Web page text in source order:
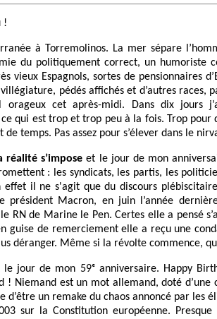
!
à Torremolinos. La mer sépare
du politiquement correct, un humoriste
vieux Espagnols, sortes de pensionnaires
pédés affichés et d’autres races,
orageux cet après-midi. Dans dix jours
qui est trop et trop peu à la fois. Trop
temps. Pas assez pour s’élever dans le
réalité s’impose et le jour de mon
: les syndicats, les partis, les
effet il ne s'agit que du discours
président Macron, en juin l’année
RN de Marine le Pen. Certes elle a pensé
guise de remerciement elle a reçu une
déranger. Même si la révolte commence,
le jour de mon 59ᵉ anniversaire. Happy
! Niemand est un mot allemand, doté d’une
d’être un remake du chaos annoncé par les
sur la Constitution européenne.